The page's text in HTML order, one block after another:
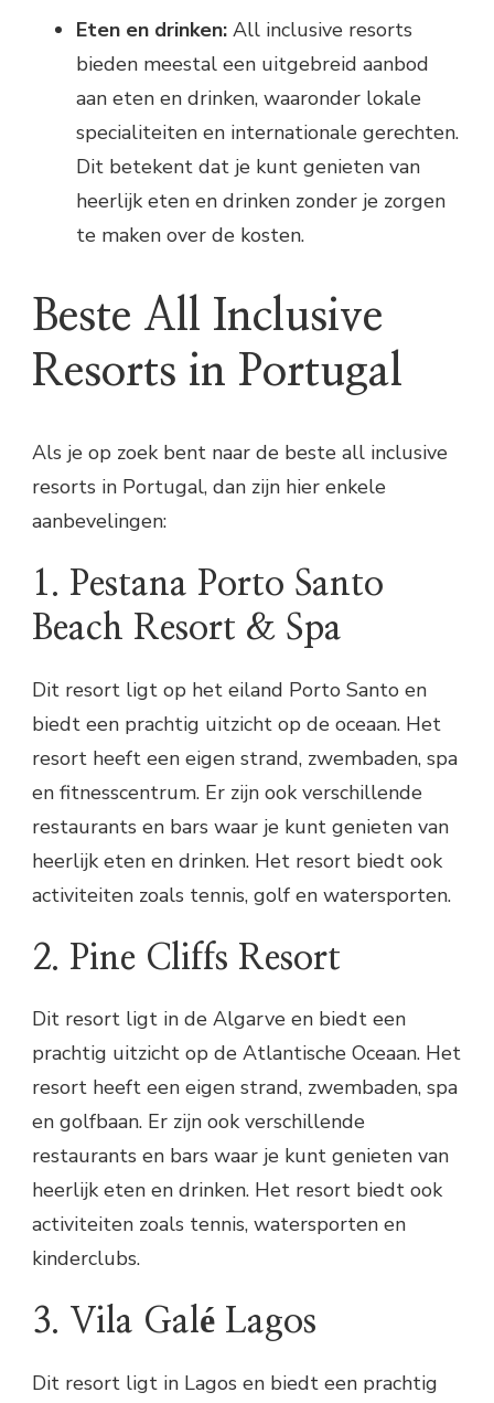
Eten en drinken: All inclusive resorts
bieden meestal een uitgebreid aanbod
aan eten en drinken, waaronder lokale
specialiteiten en internationale gerechten.
Dit betekent dat je kunt genieten van
heerlijk eten en drinken zonder je zorgen
te maken over de kosten.
Beste All Inclusive
Resorts in Portugal
Als je op zoek bent naar de beste all inclusive
resorts in Portugal, dan zijn hier enkele
aanbevelingen:
1. Pestana Porto Santo
Beach Resort & Spa
Dit resort ligt op het eiland Porto Santo en
biedt een prachtig uitzicht op de oceaan. Het
resort heeft een eigen strand, zwembaden, spa
en fitnesscentrum. Er zijn ook verschillende
restaurants en bars waar je kunt genieten van
heerlijk eten en drinken. Het resort biedt ook
activiteiten zoals tennis, golf en watersporten.
2. Pine Cliffs Resort
Dit resort ligt in de Algarve en biedt een
prachtig uitzicht op de Atlantische Oceaan. Het
resort heeft een eigen strand, zwembaden, spa
en golfbaan. Er zijn ook verschillende
restaurants en bars waar je kunt genieten van
heerlijk eten en drinken. Het resort biedt ook
activiteiten zoals tennis, watersporten en
kinderclubs.
3. Vila Galé Lagos
Dit resort ligt in Lagos en biedt een prachtig